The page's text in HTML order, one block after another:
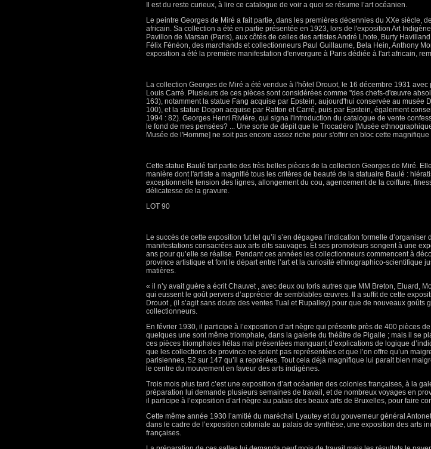
Il est du reste curieux, à lire ce catalogue de voir a quoi se résume l’art océanien.
Le peintre Georges de Miré a fait partie, dans les premières décennies du XXe siècle,
africain. Sa collection a été en partie présentée en 1923, lors de l'exposition Art
Pavillon de Marsan (Paris), aux côtés de celles des artistes André Lhote, Burty
Félix Fénéon, des marchands et collectionneurs Paul Guillaume, Bela Hein, Anthony
exposition a été la première manifestation d'envergure à Paris dédiée à l'art africain,
La collection Georges de Miré a été vendue à l'hôtel Drouot, le 16 décembre 1931
Louis Carré. Plusieurs de ces pièces sont considérées comme "des chefs-d'œuvre
163), notamment la statue Fang acquise par Epstein, aujourd'hui conservée au musée
100), et la statue Dogon acquise par Ratton et Carré, puis par Epstein, également
1994 : 82). Georges Henri Rivière, qui signa l'introduction du catalogue de vente
le fond de mes pensées? ... Une sorte de dépit que le Trocadéro [Musée
Musée de l'Homme] ne soit pas encore assez riche pour s'offrir en bloc cette
Cette statue Baulé fait partie des très belles pièces de la collection Georges de Miré.
manière dont l'artiste a magnifié tous les critères de beauté de la statuaire Baulé :
exceptionnelle tension des lignes, allongement du cou, agencement de la coiffure,
délicatesse de la gravure.
LOT 90
Le succès de cette exposition fut tel qu’il s’en dégagea l’indication formelle
manifestations consacrées aux arts dits sauvages. Et ses promoteurs songent à une
ans pour qu’elle se réalise. Pendant ces années les collectionneurs commencent à
province artistique et font le départ entre l’art et la curiosité ethnographico-scientifique
matières.
« il n’y avait guère a écrit Chauvet , avec deux ou toris autres que MM Breton, Eluard,
qui eussent le goût pervers d’apprécier de semblables œuvres. Il a suffit de cette
Drouot , (il s’agit sans doute des ventes Tual et Rupalley) pour que de nouveaux goûts
collectionneurs.
En février 1930, il participe à l’exposition d’art nègre qui présente près de 400 pièces
quelques une sont même triomphale, dans la galerie du théâtre de Pigalle ; mais il se
ces pièces triomphales hélas mal présentées manquant d’explications de logique
que les collections de province ne soient pas représentées et que l’on offre qu’un
parisiennes, 52 sur 147 qu’il a reprérées. Tout cela déjà magnifique lui parait bien
le centre du mouvement en faveur des arts indigènes.
Trois mois plus tard c’est une exposition d’art océanien des colonies françaises, à la
préparation lui demande plusieurs semaines de travail, et de nombreux voyages en
il participe à l’exposition d’art nègre au palais des beaux arts de Bruxelles, pour faire
Cette même année 1930 l’amitié du maréchal Lyautey et du gouverneur général
dans le cadre de l’exposition coloniale au palais de synthèse, une exposition des arts
françaises.